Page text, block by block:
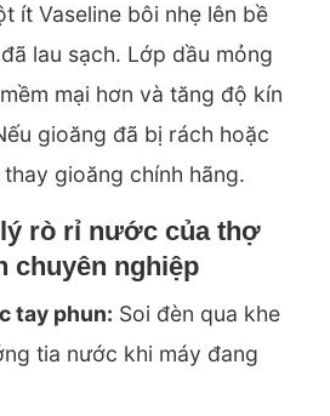
ít Vaseline bôi nhẹ lên bề
lau sạch. Lớp dầu mỏng
mại hơn và tăng độ kín
gioăng đã bị rách hoặc
gioăng chính hãng.
rò rỉ nước của thợ
chuyên nghiệp
tay phun: Soi đèn qua khe
tia nước khi máy đang